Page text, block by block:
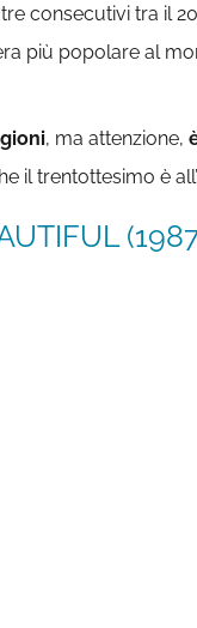
consecutivi tra il
più popolare al
, ma attenzione,
il trentottesimo è